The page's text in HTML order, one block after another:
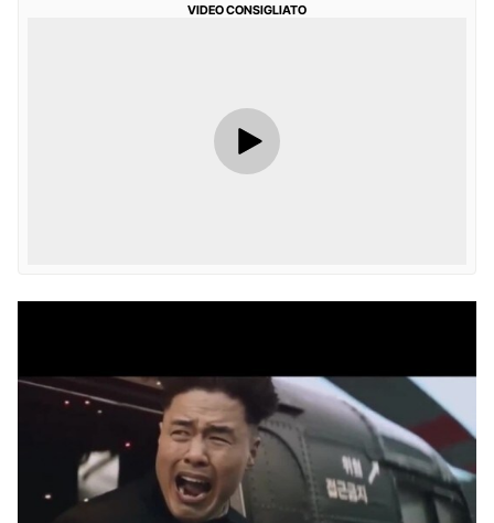
VIDEO CONSIGLIATO